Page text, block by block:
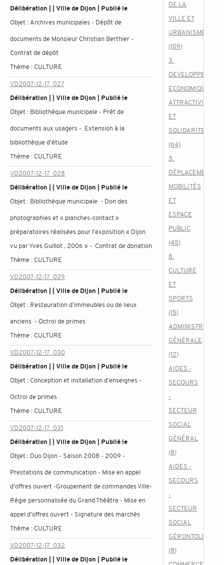
Délibération | | Ville de Dijon | Publié le
Objet : Archives municipales - Dépôt de
documents de Monsieur Christian Berthier -
Contrat de dépôt
Thème : CULTURE
VD2007-12-17_027
Délibération | | Ville de Dijon | Publié le
Objet : Bibliothèque municipale - Prêt de
documents aux usagers - Extension à la
bibliothèque d'étude
Thème : CULTURE
VD2007-12-17_028
Délibération | | Ville de Dijon | Publié le
Objet : Bibliothèque municipale - Don des
photographies et « planches-contact »
préparatoires réalisées pour l'exposition « Dijon
vu par Yves Guillot , 2006 » - Contrat de donation
Thème : CULTURE
VD2007-12-17_029
Délibération | | Ville de Dijon | Publié le
Objet : Restauration d'immeubles ou de lieux
anciens - Octroi de primes
Thème : CULTURE
VD2007-12-17_030
Délibération | | Ville de Dijon | Publié le
Objet : Conception et installation d'enseignes -
Octroi de primes
Thème : CULTURE
VD2007-12-17_031
Délibération | | Ville de Dijon | Publié le
Objet : Duo Dijon - Saison 2008 - 2009 -
Prestations de communication - Mise en appel
d'offres ouvert -Groupement de commandes Ville-
Régie personnalisée du Grand Théâtre - Mise en
appel d'offres ouvert - Signature des marchés
Thème : CULTURE
VD2007-12-17_032
Délibération | | Ville de Dijon | Publié le
DE LA
VILLE ET
URBANISME
(109)
3.
DEVELOPPEMENT
ECONOMIQUE,
ATTRACTIVITE
ET
SOLIDARITES
(64)
5.
DÉPLACEMENTS,
MOBILITÉS
ET
ESPACE
PUBLIC
(45)
8.
CULTURE
ET
SPORTS
(15)
ADMINISTRATION
GÉNÉRALE
(12)
AIDES -
SECOURS
-
SECTEUR
SOCIAL
GÉNÉRAL
(8)
AIDES -
SECOURS
-
SECTEUR
SOCIAL
(8)